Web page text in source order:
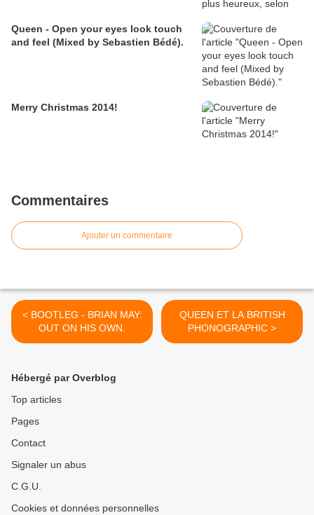
Queen - Open your eyes look touch
and feel (Mixed by Sebastien Bédé).
Merry Christmas 2014!
Commentaires
Ajouter un commentaire
< BOOTLEG - BRIAN MAY:
OUT ON HIS OWN.
QUEEN ET LA BRITISH
PHONOGRAPHIC >
Hébergé par Overblog
Top articles
Pages
Contact
Signaler un abus
C.G.U.
Cookies et données personnelles